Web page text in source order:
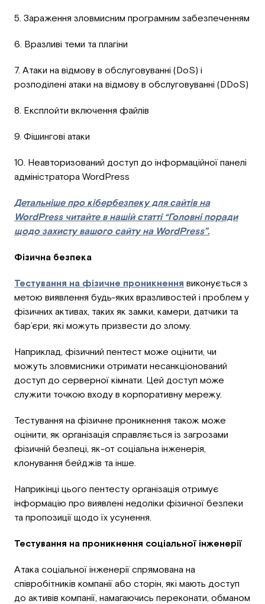
5. Зараження зловмисним програмним забезпеченням
6. Вразливі теми та плагіни
7. Атаки на відмову в обслуговуванні (DoS) і
розподілені атаки на відмову в обслуговуванні (DDoS)
8. Експлойти включення файлів
9. Фішингові атаки
10. Неавторизований доступ до інформаційної панелі
адміністратора WordPress
Детальніше про кібербезпеку для сайтів на
WordPress читайте в нашій статті “Головні поради
щодо захисту вашого сайту на WordPress”.
Фізична безпека
Тестування на фізичне проникнення виконується з
метою виявлення будь-яких вразливостей і проблем у
фізичних активах, таких як замки, камери, датчики та
бар’єри, які можуть призвести до злому.
Наприклад, фізичний пентест може оцінити, чи
можуть зловмисники отримати несанкціонований
доступ до серверної кімнати. Цей доступ може
служити точкою входу в корпоративну мережу.
Тестування на фізичне проникнення також може
оцінити, як організація справляється із загрозами
фізичній безпеці, як-от соціальна інженерія,
клонування бейджів та інше.
Наприкінці цього пентесту організація отримує
інформацію про виявлені недоліки фізичної безпеки
та пропозиції щодо їх усунення.
Тестування на проникнення соціальної інженерії
Атака соціальної інженерії спрямована на
співробітників компанії або сторін, які мають доступ
до активів компанії, намагаючись переконати, обманом